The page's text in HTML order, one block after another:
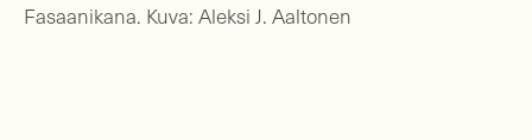
Fasaanikana. Kuva: Aleksi J. Aaltonen